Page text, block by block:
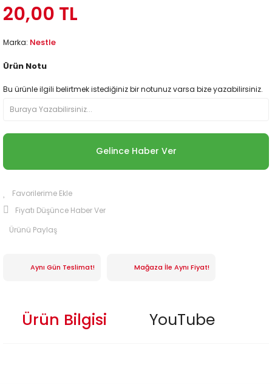
20,00 TL
Marka: Nestle
Ürün Notu
Bu ürünle ilgili belirtmek istediğiniz bir notunuz varsa bize yazabilirsiniz.
Gelince Haber Ver
Fiyatı Düşünce Haber Ver
Ürünü Paylaş
Aynı Gün Teslimat! Mağaza İle Aynı Fiyat!
Ürün Bilgisi YouTube